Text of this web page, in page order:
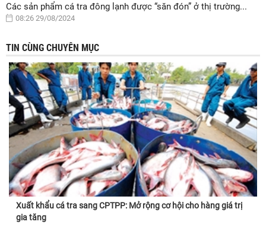
Các sản phẩm cá tra đông lạnh được “săn đón” ở thị trường...
08:26 29/08/2024
TIN CÙNG CHUYÊN MỤC
Xuất khẩu cá tra sang CPTPP: Mở rộng cơ hội cho hàng giá trị
gia tăng